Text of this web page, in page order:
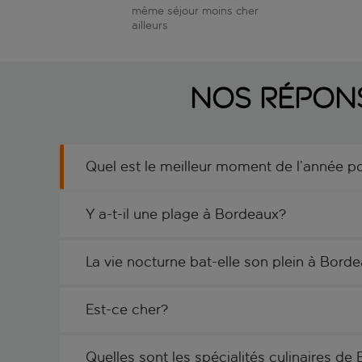
même séjour moins cher
ailleurs
Nos
Quel est le meilleur moment de l’année
Y a-t-il une plage à Bordeaux?
La vie nocturne bat-elle son plein à
Est-ce cher?
Quelles sont les spécialités culinaires de